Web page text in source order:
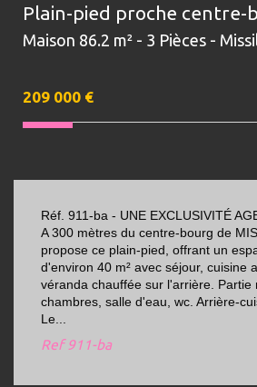
Plain-pied proche centre-
Maison 86.2 m² - 3 Pièces -
209 000 €
Réf. 911-ba - UNE EXCLUSIVITÉ
A 300 mètres du centre-bourg de
propose ce plain-pied, offrant un
d'environ 40 m² avec séjour, cuisine
véranda chauffée sur l'arrière. Partie
chambres, salle d'eau, wc. Arrière-
Le...
Ref911-ba